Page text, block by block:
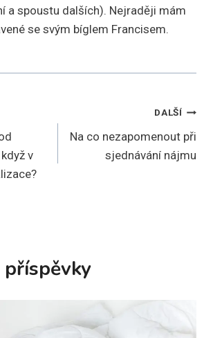
a spoustu dalších). Nejraději mám
se svým bíglem Francisem.
v
DALŠÍ
Na co nezapomenout při
sjednávání nájmu
příspěvky